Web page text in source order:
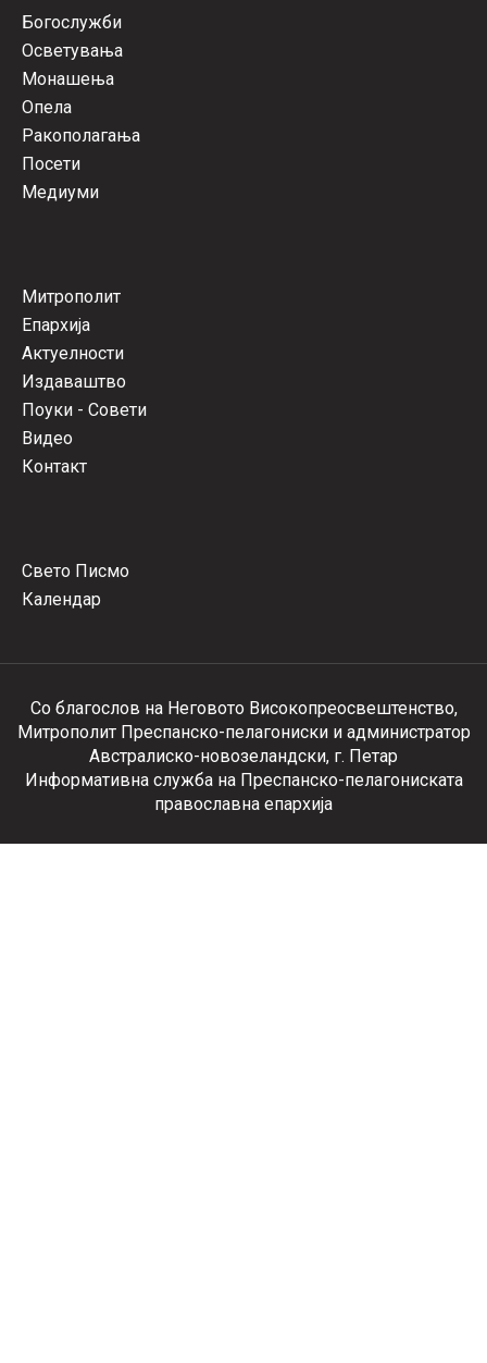
Богослужби
Осветувања
Монашења
Опела
Ракополагања
Посети
Медиуми
Митрополит
Епархија
Актуелности
Издаваштво
Поуки - Совети
Видео
Контакт
Свето Писмо
Календар
Со благослов на Неговото Високопреосвештенство,
Митрополит Преспанско-пелагониски и администратор
Австралиско-новозеландски, г. Петар
Информативна служба на Преспанско-пелагониската
православна епархија